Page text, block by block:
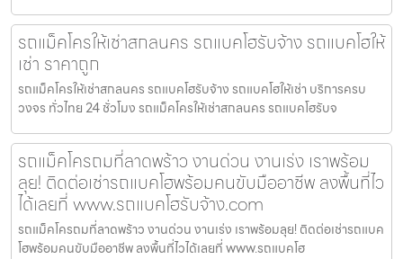
รถแม็คโครให้เช่าสกลนคร รถแบคโฮรับจ้าง รถแบคโฮให้
เช่า ราคาถูก
รถแม็คโครให้เช่าสกลนคร รถแบคโฮรับจ้าง รถแบคโฮให้เช่า บริการครบ
วงจร ทั่วไทย 24 ชั่วโมง รถแม็คโครให้เช่าสกลนคร รถแบคโฮรับจ
รถแม็คโครถมที่ลาดพร้าว งานด่วน งานเร่ง เราพร้อม
ลุย! ติดต่อเช่ารถแบคโฮพร้อมคนขับมืออาชีพ ลงพื้นที่ไว
ได้เลยที่ www.รถแบคโฮรับจ้าง.com
รถแม็คโครถมที่ลาดพร้าว งานด่วน งานเร่ง เราพร้อมลุย! ติดต่อเช่ารถแบค
โฮพร้อมคนขับมืออาชีพ ลงพื้นที่ไวได้เลยที่ www.รถแบคโฮ